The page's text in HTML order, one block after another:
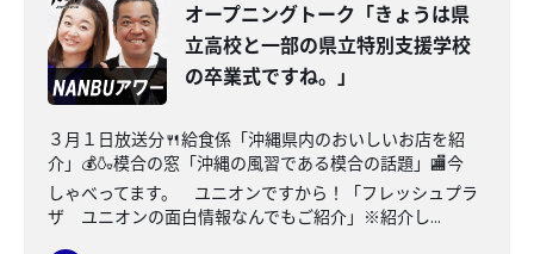
オープニングトーク「きょうは県
立高校と一部の県立特別支援学校
の卒業式ですね。」
３月１日放送分🍴給食係「沖縄県内のおいしいお店を紹
介」💰🍶模合の窓「沖縄の風習である模合の話題」🏬今
しゃべってます。 ユニオンですから！「フレッシュプラ
ザ ユニオンの面白情報なんでもご紹介」※紹介し...